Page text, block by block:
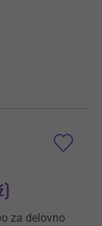
za delovno